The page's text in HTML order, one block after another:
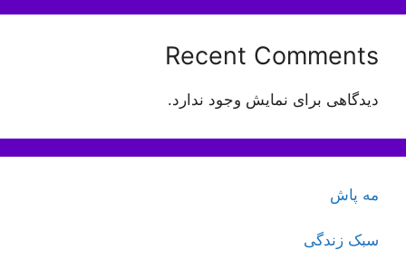
Recent Comments
دیدگاهی برای نمایش وجود ندارد.
مه پاش
سبک زندگی